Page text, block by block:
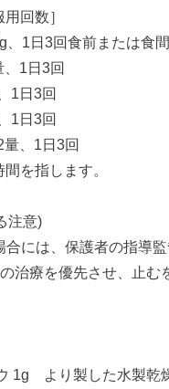
回数］
、1日3回食前または食
1日3回
1日3回
1日3回
、1日3回
を指します。
注意)
合には、保護者の指導
治療を優先させ、止
1g より製した水製乾